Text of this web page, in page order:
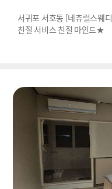
서귀포 서호동 [네츄럴스웨
친절 서비스 친절 마인드★